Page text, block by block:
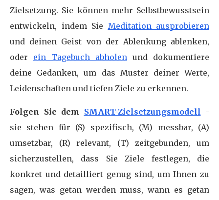
Zielsetzung. Sie können mehr Selbstbewusstsein
entwickeln, indem Sie Meditation ausprobieren
und deinen Geist von der Ablenkung ablenken,
oder ein Tagebuch abholen und dokumentiere
deine Gedanken, um das Muster deiner Werte,
Leidenschaften und tiefen Ziele zu erkennen.
Folgen Sie dem SMART-Zielsetzungsmodell -
sie stehen für (S) spezifisch, (M) messbar, (A)
umsetzbar, (R) relevant, (T) zeitgebunden, um
sicherzustellen, dass Sie Ziele festlegen, die
konkret und detailliert genug sind, um Ihnen zu
sagen, was getan werden muss, wann es getan